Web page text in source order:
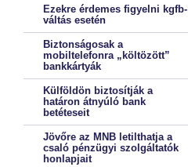
Ezekre érdemes figyelni kgfb-
váltás esetén
Biztonságosak a
mobiltelefonra „költözött”
bankkártyák
Külföldön biztosítják a
határon átnyúló bank
betéteseit
Jövőre az MNB letilthatja a
csaló pénzügyi szolgáltatók
honlapjait